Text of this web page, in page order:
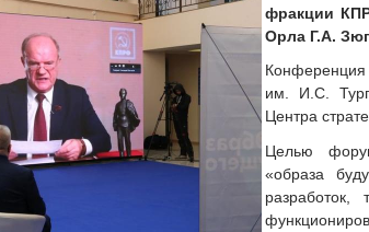
фракции
Орла Г.А.
Конференция
им. И.С.
Центра
Целью
«образа